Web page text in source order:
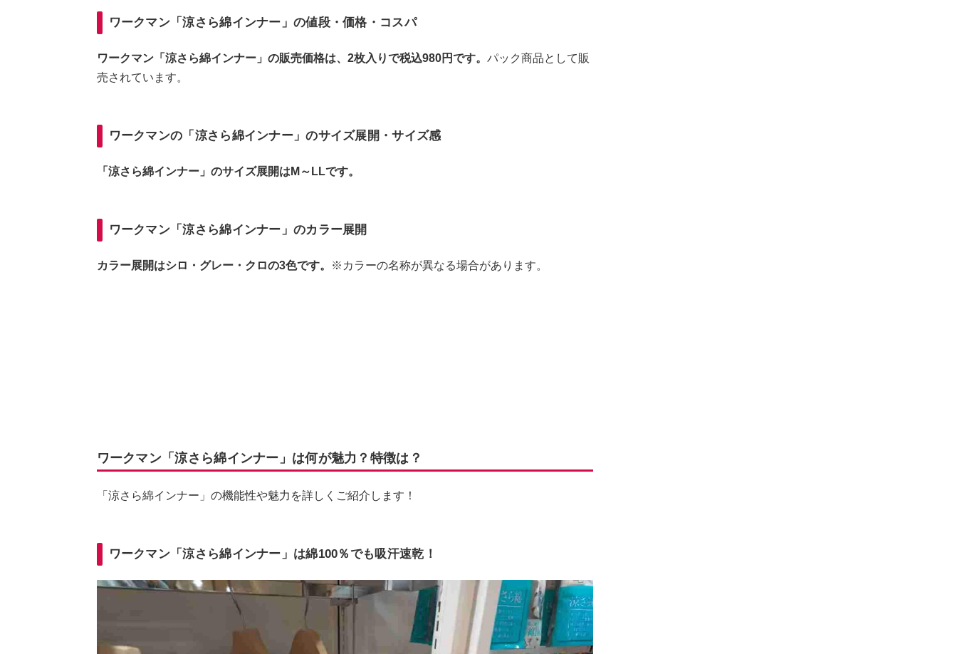
ワークマン「涼さら綿インナー」の値段・価格・コスパ
ワークマン「涼さら綿インナー」の販売価格は、2枚入りで税込980円です。 パック商品として販
売されています。
ワークマンの「涼さら綿インナー」のサイズ展開・サイズ感
「涼さら綿インナー」のサイズ展開はM～LLです。
ワークマン「涼さら綿インナー」のカラー展開
カラー展開はシロ・グレー・クロの3色です。 ※カラーの名称が異なる場合があります。
ワークマン「涼さら綿インナー」は何が魅力？特徴は？
「涼さら綿インナー」の機能性や魅力を詳しくご紹介します！
ワークマン「涼さら綿インナー」は綿100％でも吸汗速乾！